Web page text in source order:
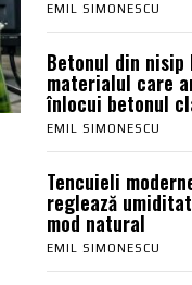
EMIL SIMONESCU
Betonul din nisip
materialul care
înlocui betonul
EMIL SIMONESCU
Tencuieli
reglează
mod natural
EMIL SIMONESCU